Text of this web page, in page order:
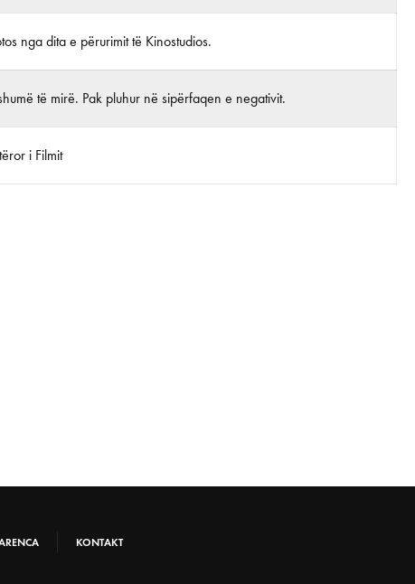
nga dita e përurimit të Kinostudios.
të mirë. Pak pluhur në sipërfaqen e negativit.
i Filmit
KONTAKT